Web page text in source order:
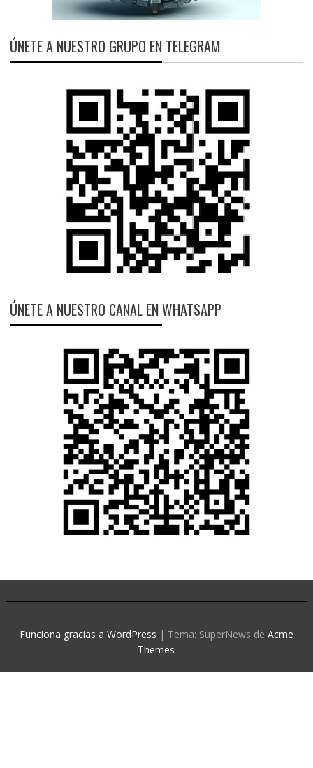
ÚNETE A NUESTRO GRUPO EN TELEGRAM
ÚNETE A NUESTRO CANAL EN WHATSAPP
Funciona gracias a WordPress | Tema: SuperNews de Acme
Themes